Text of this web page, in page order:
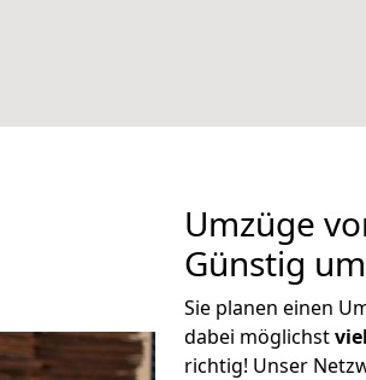
Umzüge
Günstig
Sie planen einen
dabei möglichst
richtig! Unser